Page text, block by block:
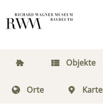
Objekte
Orte Karte